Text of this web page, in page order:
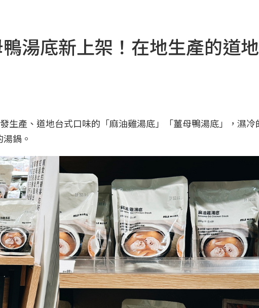
湯底新上架！在地生產的道
生產、道地台式口味的「麻油雞湯底」「薑母鴨湯底」，濕冷
鍋。